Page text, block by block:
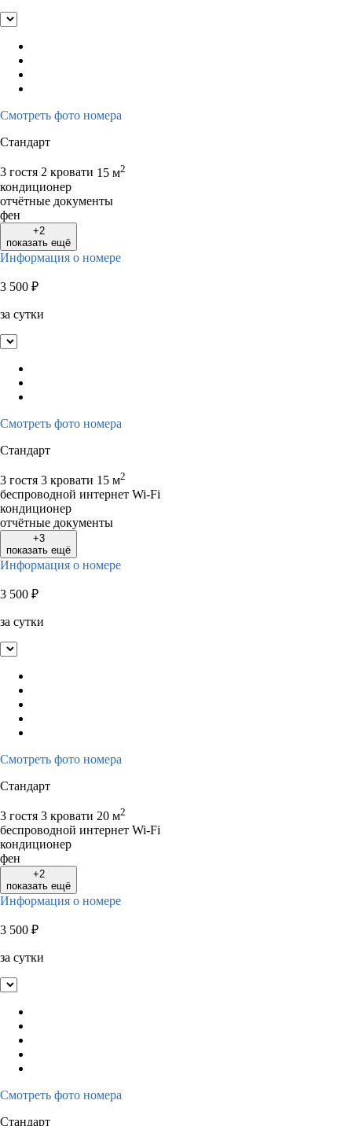
Смотреть фото номера
Стандарт
3 гостя 2 кровати 15 м2
кондиционер
отчётные документы
фен
+2
показать ещё
Информация о номере
3 500 ₽
за сутки
Смотреть фото номера
Стандарт
3 гостя 3 кровати 15 м2
беспроводной интернет Wi-Fi
кондиционер
отчётные документы
+3
показать ещё
Информация о номере
3 500 ₽
за сутки
Смотреть фото номера
Стандарт
3 гостя 3 кровати 20 м2
беспроводной интернет Wi-Fi
кондиционер
фен
+2
показать ещё
Информация о номере
3 500 ₽
за сутки
Смотреть фото номера
Стандарт